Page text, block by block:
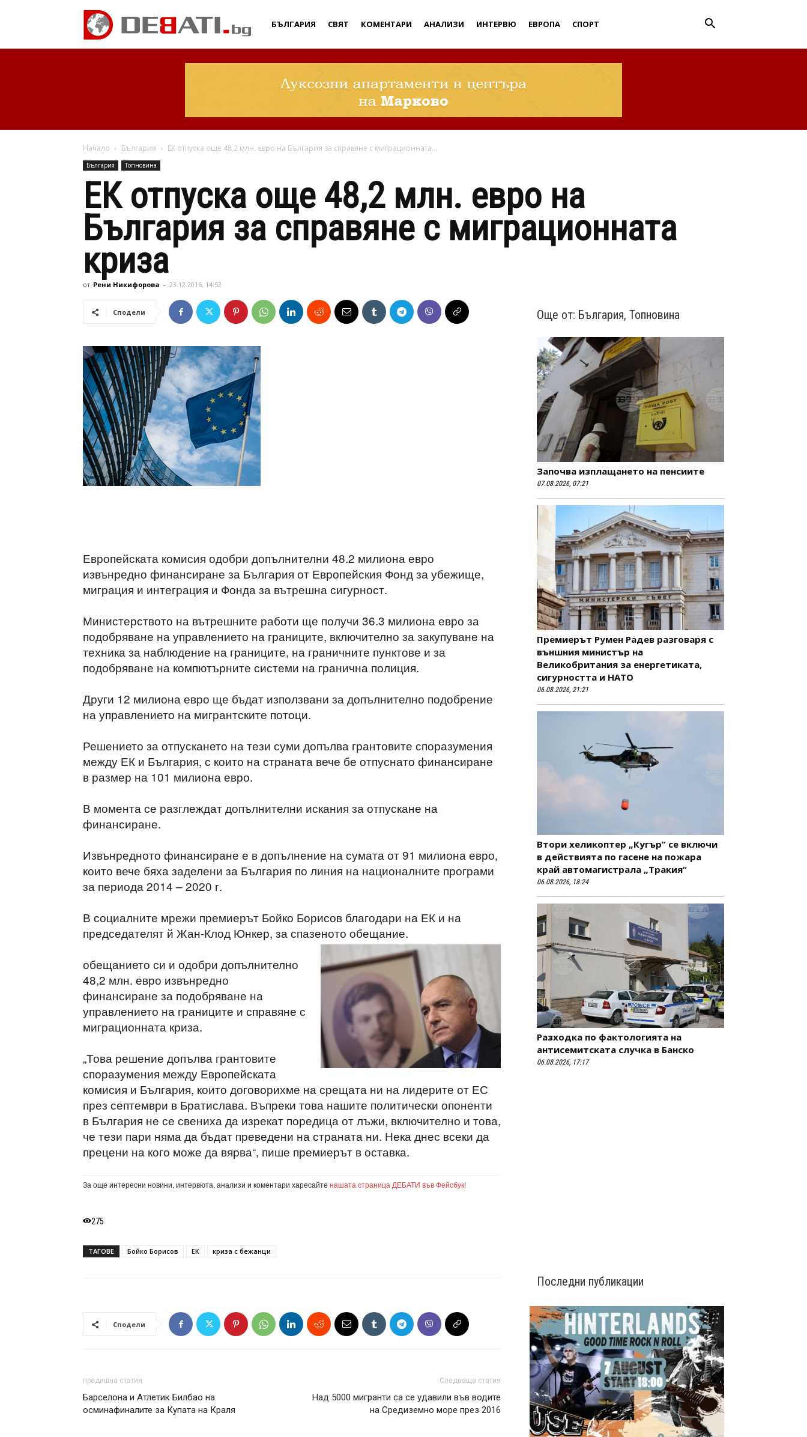
Дебати
БЪЛГАРИЯ СВЯТ КОМЕНТАРИ АНАЛИЗИ ИНТЕРВЮ ЕВРОПА СПОРТ
Начало България ЕК отпуска още 48,2 млн. евро на България за справяне с миграционната...
България Топновина
ЕК отпуска още 48,2 млн. евро на
България за справяне с миграционната
криза
от Рени Никифорова - 23.12.2016, 14:52
Сподели
Европейската комисия одобри допълнителни 48.2 милиона евро
извънредно финансиране за България от Европейския Фонд за убежище,
миграция и интеграция и Фонда за вътрешна сигурност.
Министерството на вътрешните работи ще получи 36.3 милиона евро за
подобряване на управлението на границите, включително за закупуване на
техника за наблюдение на границите, на граничните пунктове и за
подобряване на компютърните системи на гранична полиция.
Други 12 милиона евро ще бъдат използвани за допълнително подобрение
на управлението на мигрантските потоци.
Решението за отпускането на тези суми допълва грантовите споразумения
между ЕК и България, с които на страната вече бе отпуснато финансиране
в размер на 101 милиона евро.
В момента се разглеждат допълнителни искания за отпускане на
финансиране.
Извънредното финансиране е в допълнение на сумата от 91 милиона евро,
които вече бяха заделени за България по линия на националните програми
за периода 2014 – 2020 г.
В социалните мрежи премиерът Бойко Борисов благодари на ЕК и на
председателят й Жан-Клод Юнкер, за спазеното обещание.
обещанието си и одобри допълнително
48,2 млн. евро извънредно
финансиране за подобряване на
управлението на границите и справяне с
миграционната криза.
„Това решение допълва грантовите
споразумения между Европейската
комисия и България, които договорихме на срещата ни на лидерите от ЕС
през септември в Братислава. Въпреки това нашите политически опоненти
в България не се свениха да изрекат поредица от лъжи, включително и това,
че тези пари няма да бъдат преведени на страната ни. Нека днес всеки да
прецени на кого може да вярва“, пише премиерът в оставка.
За още интересни новини, интервюта, анализи и коментари харесайте нашата страница ДЕБАТИ във Фейсбук!
275
ТАГОВЕ Бойко Борисов ЕК криза с бежанци
Сподели
предишна статия
Барселона и Атлетик Билбао на
осминафиналите за Купата на Краля
Следваща статия
Над 5000 мигранти са се удавили във водите
на Средиземно море през 2016
Още от: България, Топновина
Започва изплащането на пенсиите
07.08.2026, 07:21
Премиерът Румен Радев разговаря с
външния министър на
Великобритания за енергетиката,
сигурността и НАТО
06.08.2026, 21:21
Втори хеликоптер „Кугър“ се включи
в действията по гасене на пожара
край автомагистрала „Тракия“
06.08.2026, 18:24
Разходка по фактологията на
антисемитската случка в Банско
06.08.2026, 17:17
Последни публикации